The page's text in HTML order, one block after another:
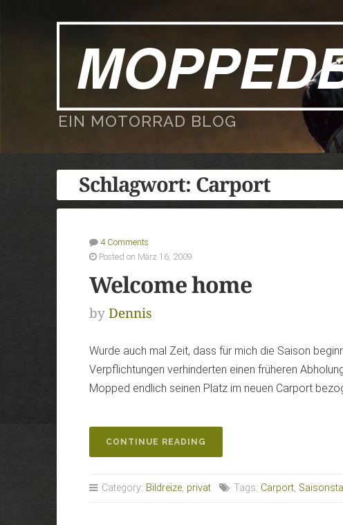
EIN MOTORRAD BLOG
Schlagwort: Carport
4 Comments
Posted on März 16, 2009
Welcome home
byDennis
Wurde auch mal Zeit, dass für mich die Saison
Verpflichtungen verhinderten einen früheren
Mopped endlich seinen Platz im neuen Carport
CONTINUE READING
HOME“
Category: Bildreize, privat Tags: Carport,